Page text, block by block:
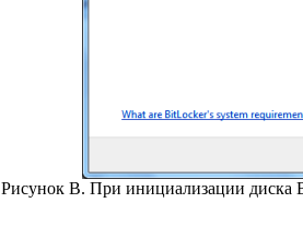
Рисунок B. При инициализации диска